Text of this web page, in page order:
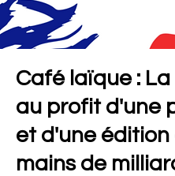
Café laïque :
au profit d'une
et d'une édition
mains de